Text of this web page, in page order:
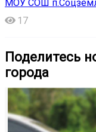
МОУ СОШ
17
Поделитесь
города